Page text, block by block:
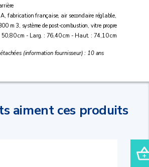
fabrication française, air secondaire réglable,
m 3, système de post-combustion, vitre propre
50,80 cm - Larg. : 76,40 cm - Haut. : 74,10 cm
(information fournisseur) : 10 ans
aiment ces produits